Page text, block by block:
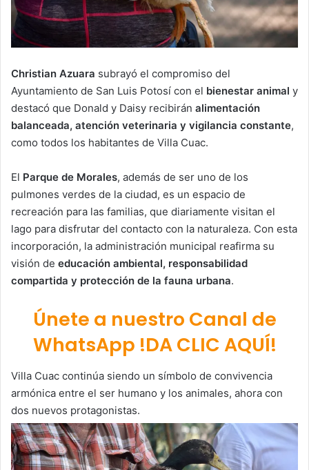
Christian Azuara subrayó el compromiso del
Ayuntamiento de San Luis Potosí con el bienestar animal y
destacó que Donald y Daisy recibirán alimentación
balanceada, atención veterinaria y vigilancia constante,
como todos los habitantes de Villa Cuac.
El Parque de Morales, además de ser uno de los
pulmones verdes de la ciudad, es un espacio de
recreación para las familias, que diariamente visitan el
lago para disfrutar del contacto con la naturaleza. Con esta
incorporación, la administración municipal reafirma su
visión de educación ambiental, responsabilidad
compartida y protección de la fauna urbana.
Únete a nuestro Canal de
WhatsApp !DA CLIC AQUÍ!
Villa Cuac continúa siendo un símbolo de convivencia
armónica entre el ser humano y los animales, ahora con
dos nuevos protagonistas.